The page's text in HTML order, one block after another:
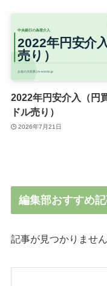
2022年円安介入（円
ドル売り）
2026年7月21日
編集部おすすめ
記事が見つかりません